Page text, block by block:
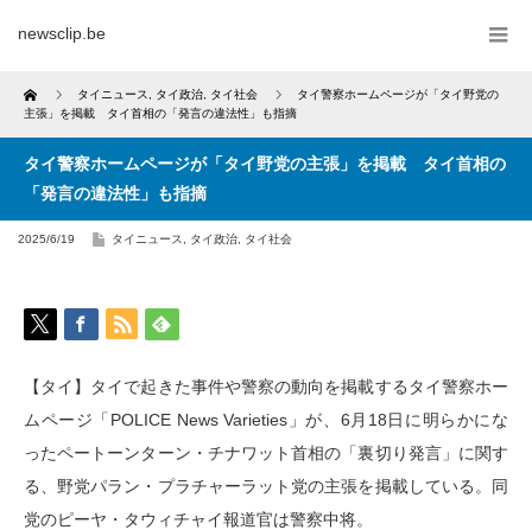
newsclip.be
Home タイニュース タイ政治 タイ社会
タイ警察ホームページが「タイ野党の
主張」を掲載 タイ首相の「発言の違法性」も指摘
タイ警察ホームページが「タイ野党の主張」を掲載 タイ首相の
「発言の違法性」も指摘
2025/6/19 タイニュース タイ政治 タイ社会
【タイ】タイで起きた事件や警察の動向を掲載するタイ警察ホー
ムページ「POLICE News Varieties」が、6月18日に明らかにな
ったペートーンターン・チナワット首相の「裏切り発言」に関す
る、野党パラン・プラチャーラット党の主張を掲載している。同
党のピーヤ・タウィチャイ報道官は警察中将。